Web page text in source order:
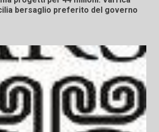
bersaglio preferito del governo